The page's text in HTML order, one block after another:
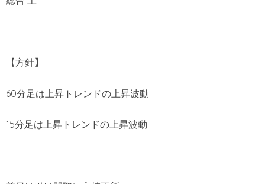
【方針】
60分足は上昇トレンドの上昇波動
15分足は上昇トレンドの上昇波動